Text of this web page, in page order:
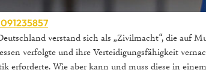
verstand sich als „Zivilmacht“, die auf
verfolgte und ihre Verteidigungsfähigkeit
erforderte. Wie aber kann und muss diese in